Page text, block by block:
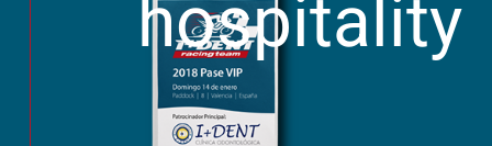
hospitality